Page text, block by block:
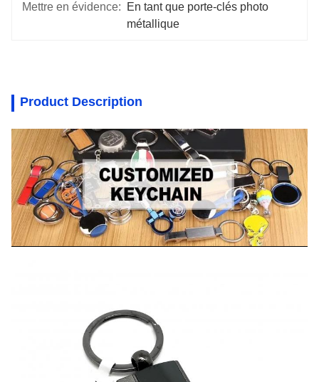
Mettre en évidence:
En tant que porte-clés photo
métallique
Product Description